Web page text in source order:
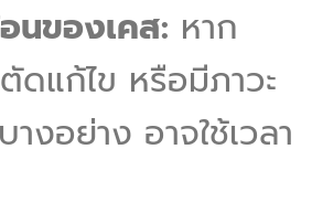
นของเคส: หาก
ดแก้ไข หรือมีภาวะ
งอย่าง อาจใช้เวลา